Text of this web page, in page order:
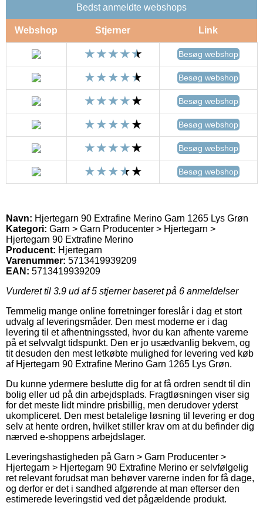
Bedst anmeldte webshops
Webshop Stjerner Link
Besøg webshop
Besøg webshop
Besøg webshop
Besøg webshop
Besøg webshop
Besøg webshop
Navn: Hjertegarn 90 Extrafine Merino Garn 1265 Lys Grøn
Kategori: Garn > Garn Producenter > Hjertegarn >
Hjertegarn 90 Extrafine Merino
Producent: Hjertegarn
Varenummer: 5713419939209
EAN: 5713419939209
Vurderet til 3.9 ud af 5 stjerner baseret på 6 anmeldelser
Temmelig mange online forretninger foreslår i dag et stort
udvalg af leveringsmåder. Den mest moderne er i dag
levering til et afhentningssted, hvor du kan afhente varerne
på et selvvalgt tidspunkt. Den er jo usædvanlig bekvem, og
tit desuden den mest letkøbte mulighed for levering ved køb
af Hjertegarn 90 Extrafine Merino Garn 1265 Lys Grøn.
Du kunne ydermere beslutte dig for at få ordren sendt til din
bolig eller ud på din arbejdsplads. Fragtløsningen viser sig
for det meste lidt mindre prisbillig, men derudover yderst
ukompliceret. Den mest betalelige løsning til levering er dog
selv at hente ordren, hvilket stiller krav om at du befinder dig
nærved e-shoppens arbejdslager.
Leveringshastigheden på Garn > Garn Producenter >
Hjertegarn > Hjertegarn 90 Extrafine Merino er selvfølgelig
ret relevant forudsat man behøver varerne inden for få dage,
og derfor er det i sandhed afgørende at man efterser den
estimerede leveringstid ved det pågældende produkt.